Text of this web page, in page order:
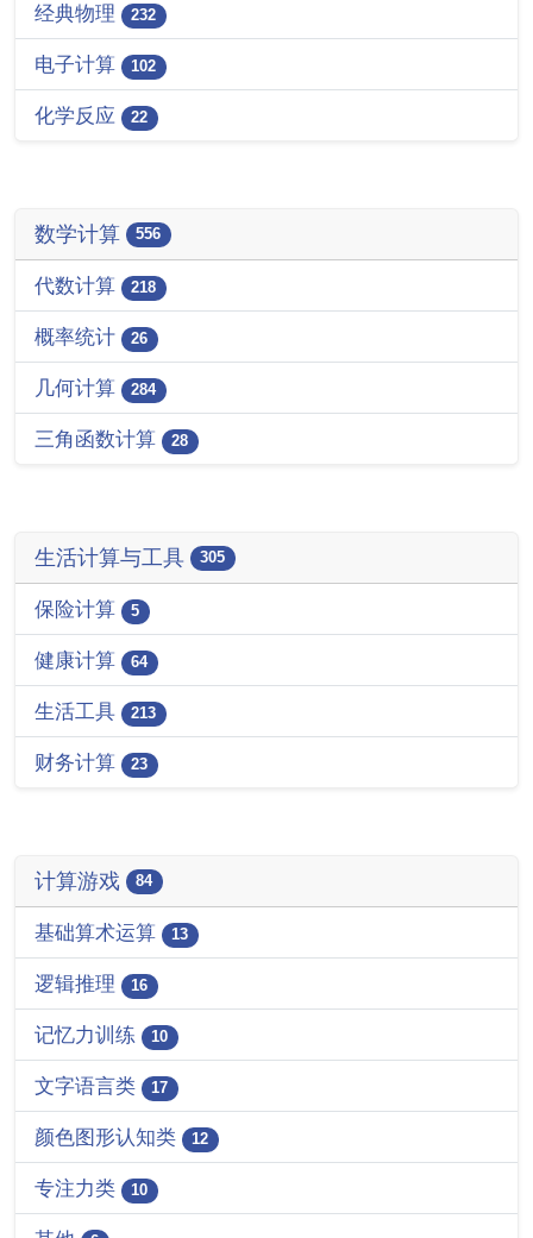
经典物理 232
电子计算 102
化学反应 22
数学计算 556
代数计算 218
概率统计 26
几何计算 284
三角函数计算 28
生活计算与工具 305
保险计算 5
健康计算 64
生活工具 213
财务计算 23
计算游戏 84
基础算术运算 13
逻辑推理 16
记忆力训练 10
文字语言类 17
颜色图形认知类 12
专注力类 10